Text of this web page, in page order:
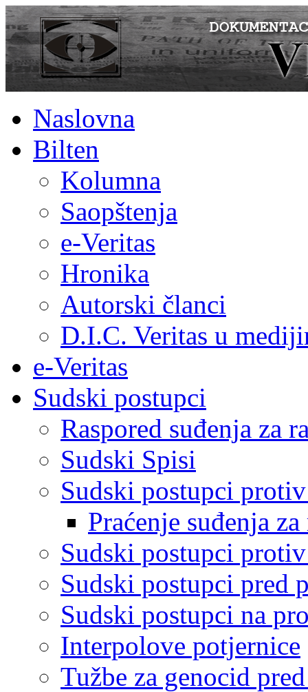
Naslovna
Bilten
Kolumna
Saopštenja
e-Veritas
Hronika
Autorski članci
D.I.C. Veritas u
e-Veritas
Sudski postupci
Raspored suđenja za
Sudski Spisi
Sudski postupci
Praćenje suđenja
Sudski postupci
Sudski postupci pred
Sudski postupci na
Interpolove potjernice
Tužbe za genocid